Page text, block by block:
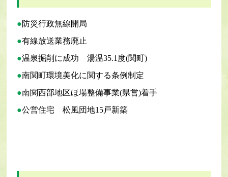
防災行政無線開局
有線放送業務廃止
温泉掘削に成功 湯温35.1度(関町)
南関町環境美化に関する条例制定
南関西部地区ほ場整備事業(県営)着手
公営住宅 松風団地15戸新築